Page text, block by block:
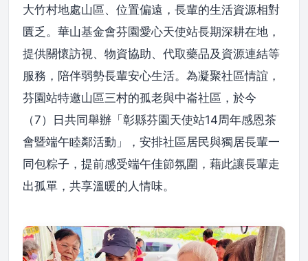
大竹村地處山區、位置偏遠，長輩的生活資源相對
匱乏。華山基金會芬園愛心天使站長期深耕在地，
提供關懷訪視、物資協助、代取藥品及資源連結等
服務，陪伴弱勢長輩安心生活。為凝聚社區情誼，
芬園站特邀山區三村的孤老與中崙社區，於今
（7）日共同舉辦「彰縣芬園天使站14周年感恩茶
會暨端午睦鄰活動」，安排社區居民與獨居長輩一
同包粽子，提前感受端午佳節氛圍，藉此讓長輩走
出孤單，共享溫暖的人情味。